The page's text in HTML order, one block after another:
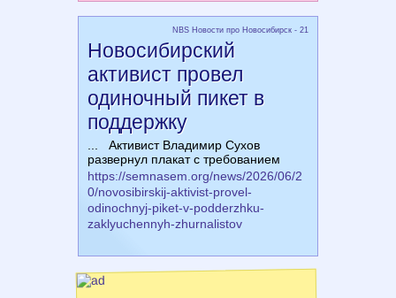
NBS Новости про Новосибирск - 21
Новосибирский
активист провел
одиночный пикет в
поддержку
... Активист Владимир Сухов
развернул плакат с требованием
https://semnasem.org/news/2026/06/2
0/novosibirskij-aktivist-provel-
odinochnyj-piket-v-podderzhku-
zaklyuchennyh-zhurnalistov